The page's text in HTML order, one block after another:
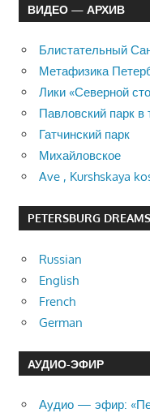
ВИДЕО — АРХИВ
Блистательный
Метафизика
Лики «Северной
Павловский парк
Гатчинский парк
Михайловское
Ave , Kurshskaya
PETERSBURG
Russian
English
French
German
АУДИО-ЭФИР
Аудио — эфир: